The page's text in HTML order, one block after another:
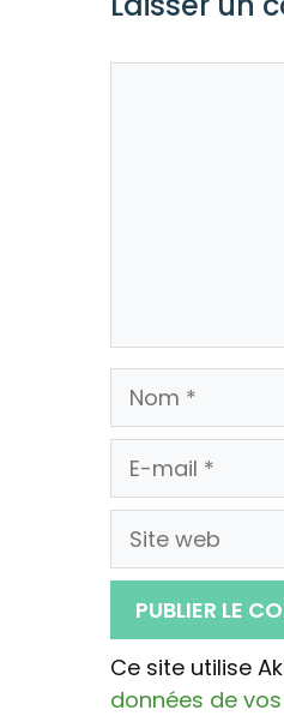
Nom
E-
mail
Site
web
Ce site utilise
données de